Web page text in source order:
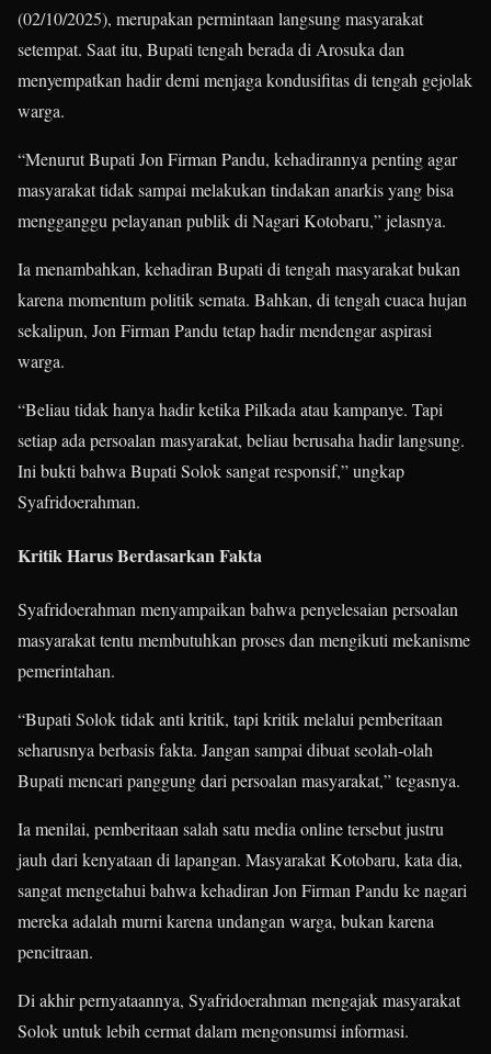
(02/10/2025), merupakan permintaan langsung masyarakat
setempat. Saat itu, Bupati tengah berada di Arosuka dan
menyempatkan hadir demi menjaga kondusifitas di tengah gejolak
warga.
“Menurut Bupati Jon Firman Pandu, kehadirannya penting agar
masyarakat tidak sampai melakukan tindakan anarkis yang bisa
mengganggu pelayanan publik di Nagari Kotobaru,” jelasnya.
Ia menambahkan, kehadiran Bupati di tengah masyarakat bukan
karena momentum politik semata. Bahkan, di tengah cuaca hujan
sekalipun, Jon Firman Pandu tetap hadir mendengar aspirasi
warga.
“Beliau tidak hanya hadir ketika Pilkada atau kampanye. Tapi
setiap ada persoalan masyarakat, beliau berusaha hadir langsung.
Ini bukti bahwa Bupati Solok sangat responsif,” ungkap
Syafridoerahman.
Kritik Harus Berdasarkan Fakta
Syafridoerahman menyampaikan bahwa penyelesaian persoalan
masyarakat tentu membutuhkan proses dan mengikuti mekanisme
pemerintahan.
“Bupati Solok tidak anti kritik, tapi kritik melalui pemberitaan
seharusnya berbasis fakta. Jangan sampai dibuat seolah-olah
Bupati mencari panggung dari persoalan masyarakat,” tegasnya.
Ia menilai, pemberitaan salah satu media online tersebut justru
jauh dari kenyataan di lapangan. Masyarakat Kotobaru, kata dia,
sangat mengetahui bahwa kehadiran Jon Firman Pandu ke nagari
mereka adalah murni karena undangan warga, bukan karena
pencitraan.
Di akhir pernyataannya, Syafridoerahman mengajak masyarakat
Solok untuk lebih cermat dalam mengonsumsi informasi.